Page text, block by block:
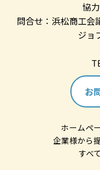
協
問合せ：浜松商工
ジョ
お
ホームペ
企業様から
すべ